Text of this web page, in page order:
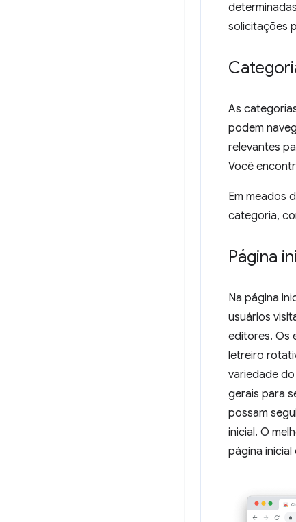
solicitações
As
podem
relevantes
Você
Em meados
categoria,
Página
Na página
usuários
editores. Os
letreiro
variedade
gerais para
possam
inicial. O
página